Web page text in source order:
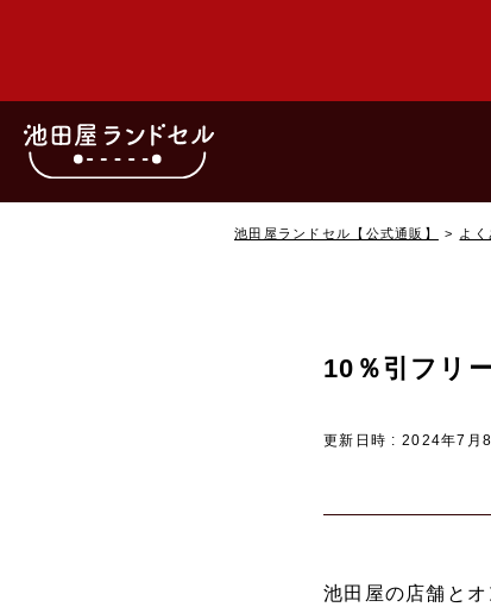
池田屋ランドセル【公式通販】 よ
10％引フリ
更新日時 : 2024年7月
池田屋の店舗と